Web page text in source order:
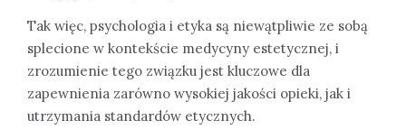
Tak więc, psychologia i etyka są niewątpliwie ze sobą
splecione w kontekście medycyny estetycznej, i
zrozumienie tego związku jest kluczowe dla
zapewnienia zarówno wysokiej jakości opieki, jak i
utrzymania standardów etycznych.